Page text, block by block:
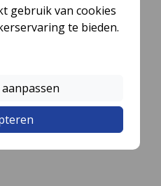
Bergambacht:
Haastrecht, Krimpen
Schoonhoven,
gebruik van cookies
te bieden.